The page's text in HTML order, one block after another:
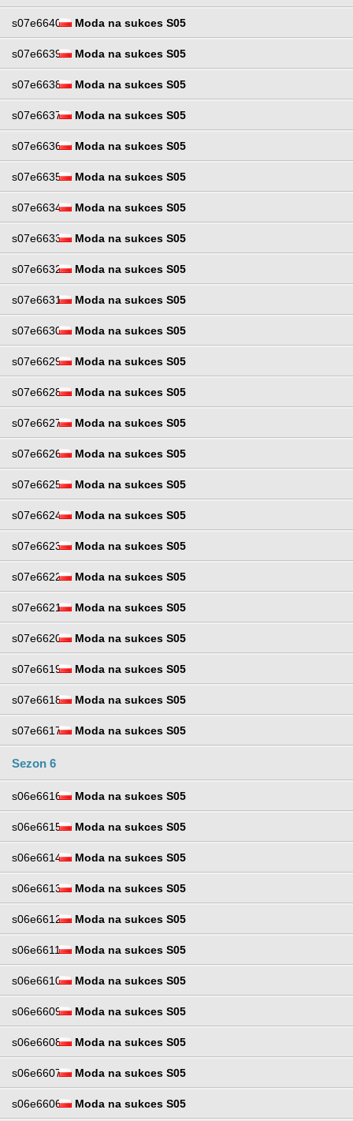
s07e6640 Moda na sukces S05
s07e6639 Moda na sukces S05
s07e6638 Moda na sukces S05
s07e6637 Moda na sukces S05
s07e6636 Moda na sukces S05
s07e6635 Moda na sukces S05
s07e6634 Moda na sukces S05
s07e6633 Moda na sukces S05
s07e6632 Moda na sukces S05
s07e6631 Moda na sukces S05
s07e6630 Moda na sukces S05
s07e6629 Moda na sukces S05
s07e6628 Moda na sukces S05
s07e6627 Moda na sukces S05
s07e6626 Moda na sukces S05
s07e6625 Moda na sukces S05
s07e6624 Moda na sukces S05
s07e6623 Moda na sukces S05
s07e6622 Moda na sukces S05
s07e6621 Moda na sukces S05
s07e6620 Moda na sukces S05
s07e6619 Moda na sukces S05
s07e6618 Moda na sukces S05
s07e6617 Moda na sukces S05
Sezon 6
s06e6616 Moda na sukces S05
s06e6615 Moda na sukces S05
s06e6614 Moda na sukces S05
s06e6613 Moda na sukces S05
s06e6612 Moda na sukces S05
s06e6611 Moda na sukces S05
s06e6610 Moda na sukces S05
s06e6609 Moda na sukces S05
s06e6608 Moda na sukces S05
s06e6607 Moda na sukces S05
s06e6606 Moda na sukces S05